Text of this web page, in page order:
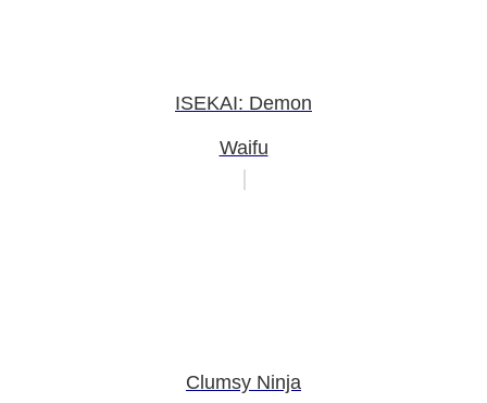
ISEKAI: Demon
Waifu
Clumsy Ninja